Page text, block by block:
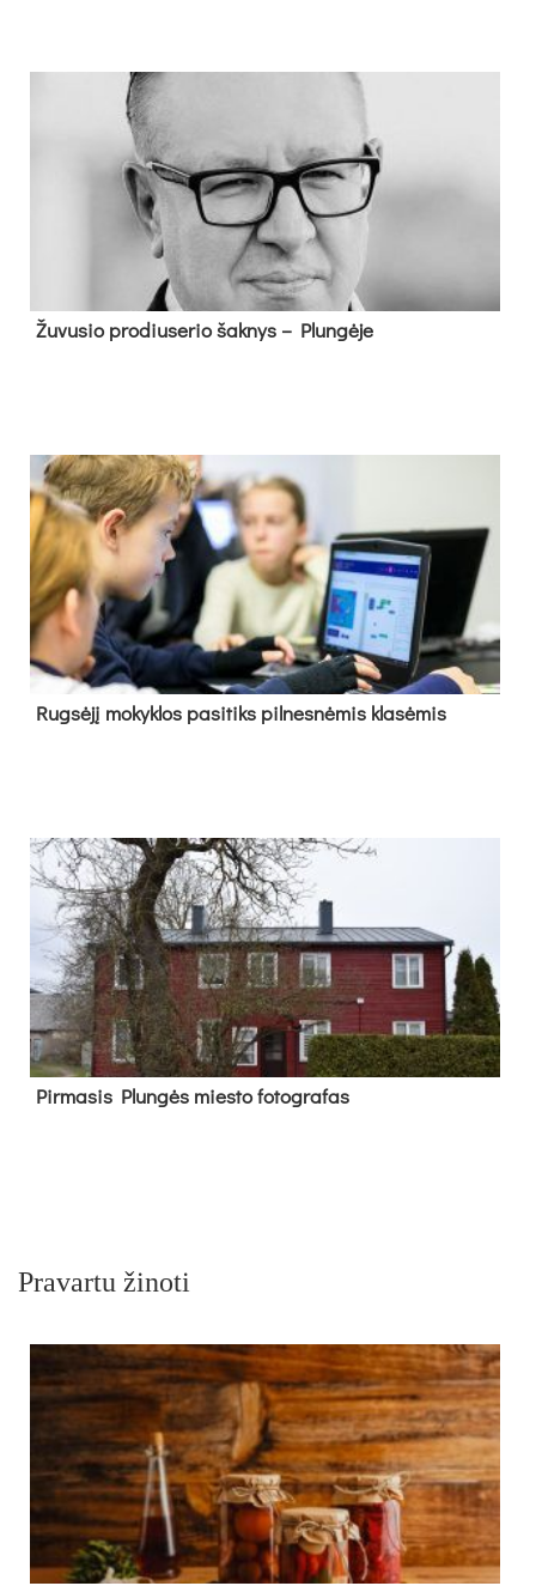
Žu­vu­sio pro­diu­se­rio šak­nys – Plun­gė­je
Rug­sė­jį mo­kyk­los pa­si­tiks pil­nes­nė­mis kla­sė­mis
Pir­ma­sis Plun­gės mies­to fo­tog­ra­fas
Pravartu žinoti